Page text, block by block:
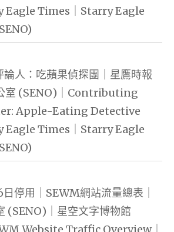
Eagle Times｜Starry Eagle
人：吃蘋果偵探團｜星鷹時報
公室 (SENO)｜Contributing
Apple-Eating Detective
Eagle Times｜Starry Eagle
停用｜SEWM網站流量總表｜
(SENO)｜星空文字博物館
Website Traffic Overview｜